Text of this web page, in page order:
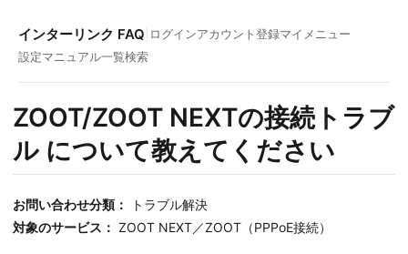
インターリンク FAQ ログインアカウント登録マイメニュー
設定マニュアル一覧検索
ZOOT/ZOOT NEXTの接続トラブ
ル について教えてください
お問い合わせ分類：
トラブル解決
対象のサービス： ZOOT NEXT／ZOOT（PPPoE接続）